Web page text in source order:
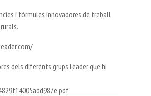
i fórmules innovadores de treball
dels diferents grups Leader que hi